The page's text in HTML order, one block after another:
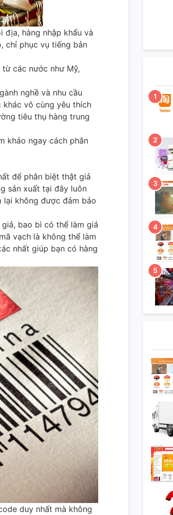
địa, hàng nhập khẩu và
chỉ phục vụ tiếng bản
các nước như Mỹ,
nghề và nhu cầu
khác vô cùng yêu thích
tiêu thụ hàng trung
khảo ngay cách phân
để phân biệt thật giả
sản xuất tại đây luôn
lại không được đảm bảo
bao bì có thể làm giả
vạch là không thể làm
nhất giúp bạn có hàng
duy nhất mà không